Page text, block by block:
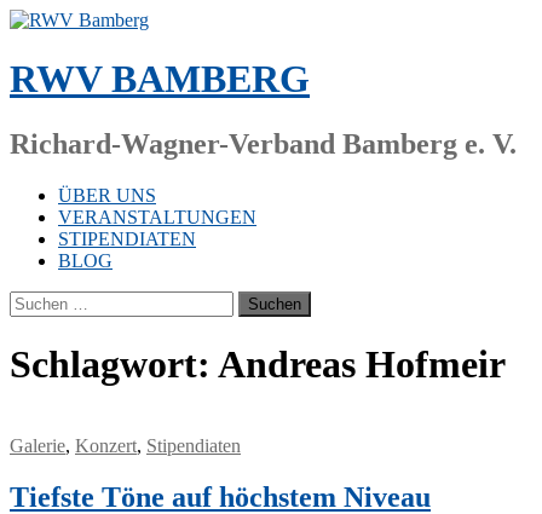
Zum
springen
RWV BAMBERG
Richard-Wagner-Verband Bamberg e. V.
ÜBER UNS
VERANSTALTUNGEN
STIPENDIATEN
BLOG
Suchen
nach:
Schlagwort: Andreas Hofmeir
Galerie, Konzert, Stipendiaten
Tiefste Töne auf höchstem Niveau